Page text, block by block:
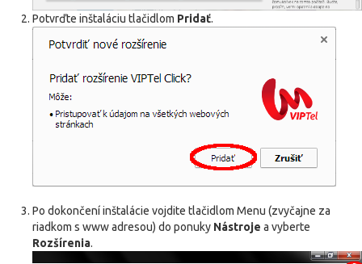
Potvrďte inštaláciu tlačidlom Pridať.
Po dokončení inštalácie vojdite tlačidlom Menu (zvyčajne za
riadkom s www adresou) do ponuky Nástroje a vyberte
Rozšírenia.